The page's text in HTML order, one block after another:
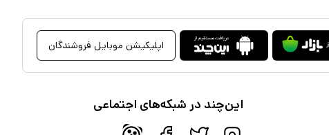
اپلیکیشن موبایل فروشندگان
این‌چند در شبکه‌های اجتماعی